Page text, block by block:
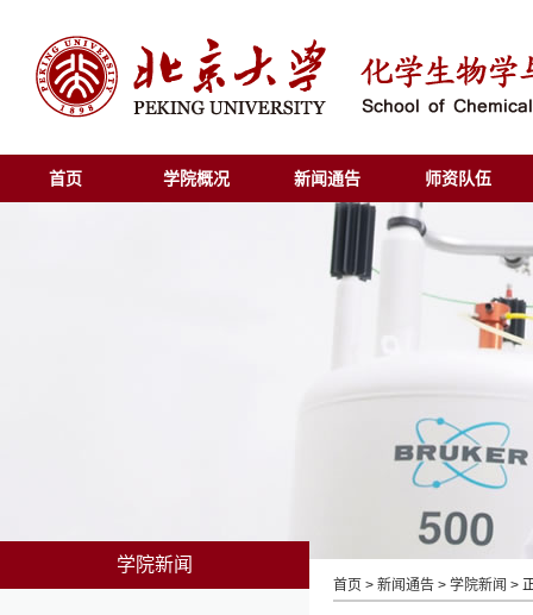
首页 学院概况 新闻通告 师资队伍
学院新闻
首页 > 新闻通告 > 学院新闻 >